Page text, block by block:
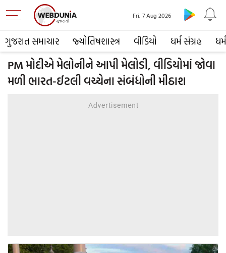
ગુજરાત સમાચાર જ્યોતિષશાસ્ત્ર વીડિયો ધર્મ સંગ્રહ ધર્મ
Fri, 7 Aug 2026
PM મોદીએ મેલોનીને આપી મેલોડી, વીડિયોમાં જોવા
મળી ભારત-ઈટલી વચ્ચેના સંબંધોની મીઠાશ